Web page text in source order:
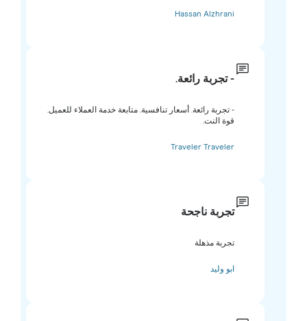
Hassan Alzhrani
- تجربة رائعة.
- تجربة رائعة. أسعار تنافسية. متابعة خدمة العملاء للعميل.
قوة النت.
Traveler Traveler
تجربة ناجحة
تجربة مذهلة